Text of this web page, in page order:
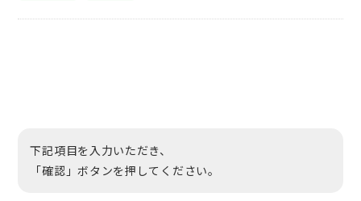
下記項目を入力いただき、
「確認」ボタンを押してください。